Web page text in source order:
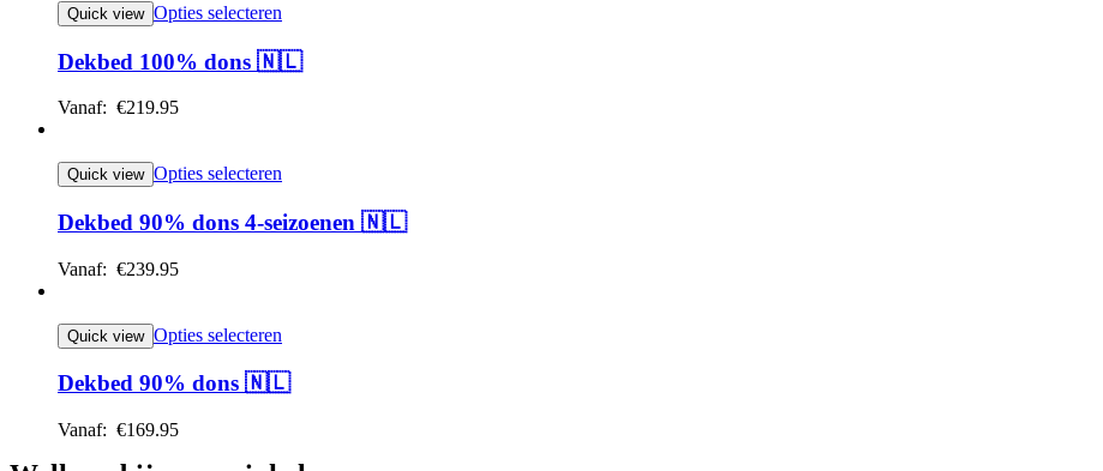
Quick view Opties selecteren
Dekbed 100% dons 🇳🇱
Vanaf: €219.95
Quick view Opties selecteren
Dekbed 90% dons 4-seizoenen 🇳🇱
Vanaf: €239.95
Quick view Opties selecteren
Dekbed 90% dons 🇳🇱
Vanaf: €169.95